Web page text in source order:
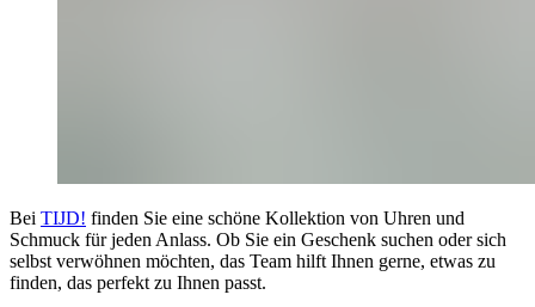
Bei TIJD! finden Sie eine schöne Kollektion von Uhren und
Schmuck für jeden Anlass. Ob Sie ein Geschenk suchen oder sich
selbst verwöhnen möchten, das Team hilft Ihnen gerne, etwas zu
finden, das perfekt zu Ihnen passt.